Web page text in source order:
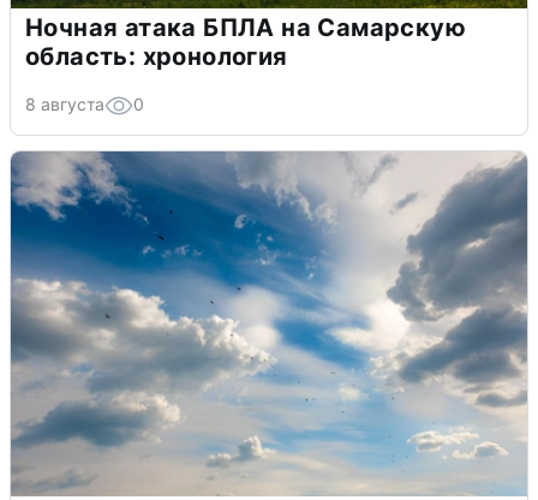
Ночная атака БПЛА на Самарскую
область: хронология
8 августа 0